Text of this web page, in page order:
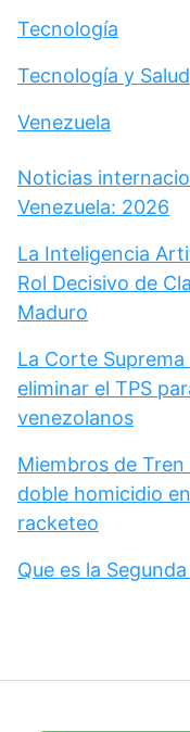
Tecnología
Tecnología y Salud
Venezuela
Noticias
Venezuela: 2026
La Inteligencia
Rol Decisivo de
Maduro
La Corte
eliminar el TPS
venezolanos
Miembros de
doble homicidio
racketeo
Que es la